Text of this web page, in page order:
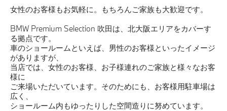
女性のお客様もお気軽に。もちろんご家族も大歓迎です。
BMW Premium Selection 吹田は、北大阪エリアをカバーす
る拠点です。
車のショールームといえば、男性のお客様といったイメージ
がありますが、
当店では、女性のお客様、お子様連れのご家族と様々なお客
様に
ご来場いただいています。そのためにも、お客様用駐車場は
広く、
ショールーム内もゆったりした空間造りに努めています。